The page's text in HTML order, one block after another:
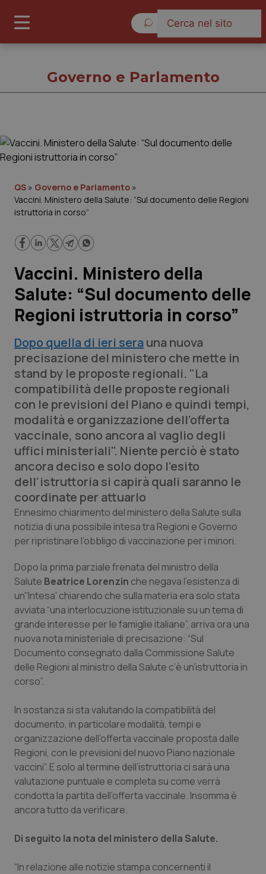
Governo e Parlamento
Regioni e Asl
Lavoro e Professioni
Scienza e Farmaci
Studi e Analisi
Lettere al direttore
Edizioni Regionali
QS Pro
Professionisti Sanitari.AI
Abruzzo
Basilicata
Calabria
Campania
Emilia-Romagna
Friuli Venezia Giulia
Lazio
Lombardia
Marche
Molise
QS Pro Gold
Artrite & artrosi
Asma & BPCO
Car-T
Colesterolo & coronaropatie
Dermatite Atopica
Diabete & glucometri
Dolore
Donna & Salute
Epatiti
QS Club Newsletter
Governo e Parlamento
QS » Governo e Parlamento »
Vaccini. Ministero della Salute: “Sul documento delle Regioni
istruttoria in corso”
Vaccini. Ministero della
Salute: “Sul documento delle
Regioni istruttoria in corso”
Dopo quella di ieri serauna nuova
precisazione del ministero che mette in
stand by le proposte regionali. "La
compatibilità delle proposte regionali
con le previsioni del Piano e quindi tempi,
modalità e organizzazione dell’offerta
vaccinale, sono ancora al vaglio degli
uffici ministeriali". Niente perciò è stato
ancora deciso e solo dopo l’esito
dell’istruttoria si capirà quali saranno le
coordinate per attuarlo
Ennesimo chiarimento del ministero della Salute sulla
notizia di una possibile intesa tra Regioni e Governo
per ripristinare l’obbligo di vaccinazione per i minori.
Dopo la prima parziale frenata del ministro della
Salute Beatrice Lorenzin che negava l'esistenza di
un''Intesa' chiarendo che sulla materia era solo stata
avviata “una interlocuzione istituzionale su un tema di
grande interesse per le famiglie italiane”, arriva ora una
nuova nota ministeriale di precisazione: “Sul
Documento consegnato dalla Commissione Salute
delle Regioni al ministro della Salute c’è un’istruttoria in
corso”.
In sostanza si sta valutando la compatibilità del
documento, in particolare modalità, tempi e
organizzazione dell’offerta vaccinale proposta dalle
Regioni, con le previsioni del nuovo Piano nazionale
vaccini”. E solo al termine dell’istruttoria ci sarà una
valutazione puntuale e completa su come verrà
condotta la partita dell’offerta vaccinale. Insomma è
ancora tutto da verificare.
Di seguito la nota del ministero della Salute.
“In relazione alle notizie stampa concernenti il